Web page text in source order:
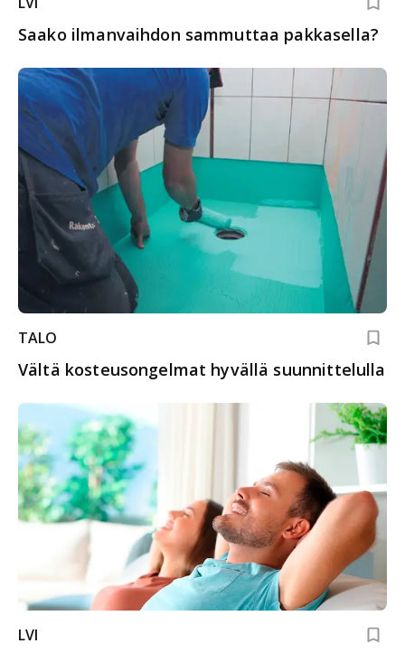
Saako ilmanvaihdon sammuttaa pakkasella?
TALO
Vältä kosteusongelmat hyvällä suunnittelulla
LVI